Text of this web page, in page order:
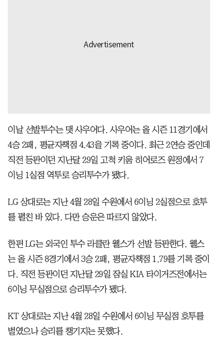
이날 선발투수는 맷 사우어다. 사우어는 올 시즌 11경기에서
4승 2패, 평균자책점 4.43을 기록 중이다. 최근 2연승 중인데
직전 등판이던 지난달 29일 고척 키움 히어로즈 원정에서 7
이닝 1실점 역투로 승리투수가 됐다.
LG 상대로는 지난 4월 28일 수원에서 6이닝 2실점으로 호투
를 펼친 바 있다. 다만 승운은 따르지 않았다.
한편 LG는 외국인 투수 라클란 웰스가 선발 등판한다. 웰스
는 올 시즌 8경기에서 3승 2패, 평균자책점 1.79를 기록 중이
다. 직전 등판이던 지난달 29일 잠실 KIA 타이거즈전에서는
6이닝 무실점으로 승리투수가 됐다.
KT 상대로는 지난 4월 28일 수원에서 6이닝 무실점 호투를
벌였으나 승리를 챙기지는 못했다.